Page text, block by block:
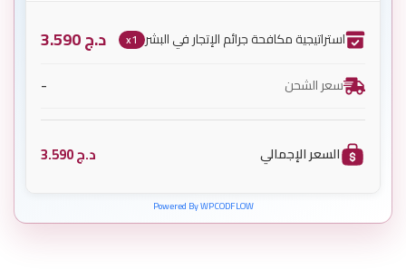
استراتيجية مكافحة جرائم الإتجار في البشر x1 د.ج
سعر الشحن -
السعر الإجمالي د.ج
Powered By WPCODFLOW